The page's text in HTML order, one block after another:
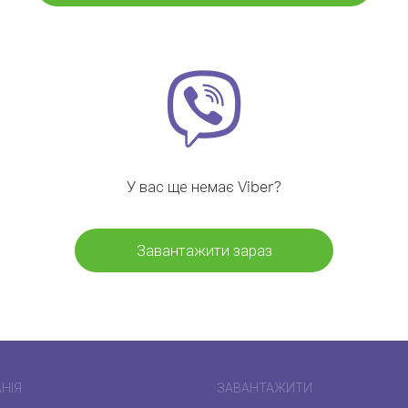
У вас ще немає Viber?
Завантажити зараз
ЗАВАНТАЖИТИ